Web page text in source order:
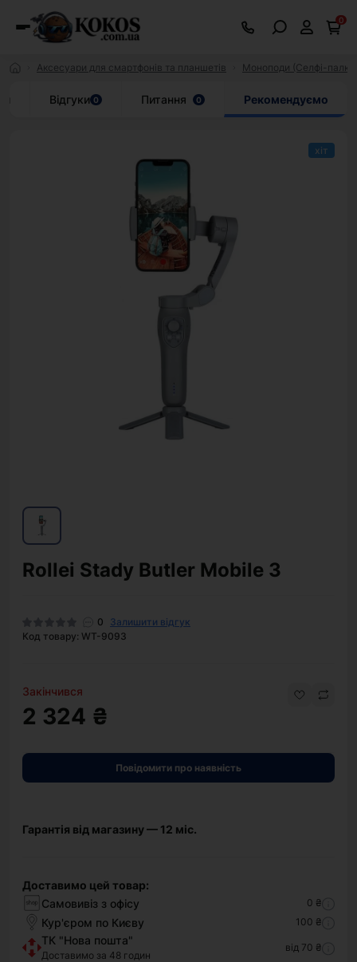
0
Аксесуари для смартфонів та планшетів Моноподи (Селфі-палки)
Відгуки 0 Питання 0 Рекомендуємо
хіт
Rollei Stady Butler Mobile 3
0
Залишити відгук
Код товару: WT-9093
Закінчився
2 324 ₴
Повідомити про наявність
Гарантія від магазину — 12 міс.
Доставимо цей товар:
Самовивіз з офісу
0 ₴
Кур'єром по Києву 100 ₴
ТК "Нова пошта"
Доставимо за 48 годин
від 70 ₴